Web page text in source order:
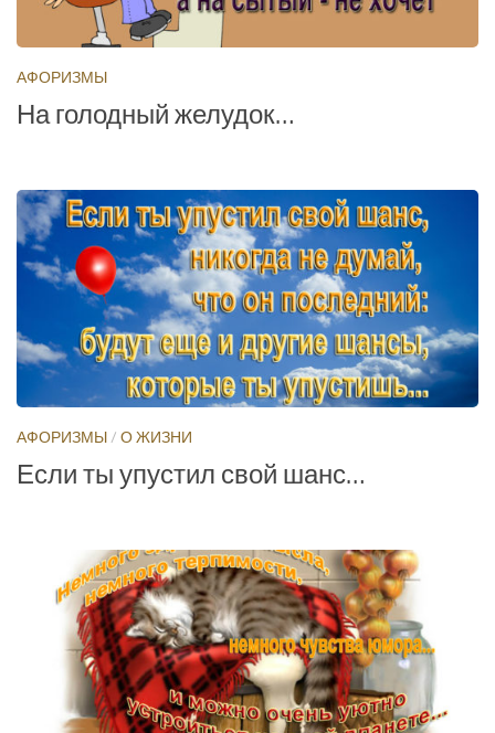
АФОРИЗМЫ
На голодный желудок…
АФОРИЗМЫ/ О ЖИЗНИ
Если ты упустил свой шанс…